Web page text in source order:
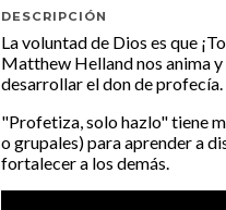
DESCRIPCIÓN
La voluntad de Dios es que
Matthew Helland nos anima
desarrollar el don de profecía.
"Profetiza, solo hazlo" tiene
o grupales) para aprender a
fortalecer a los demás.